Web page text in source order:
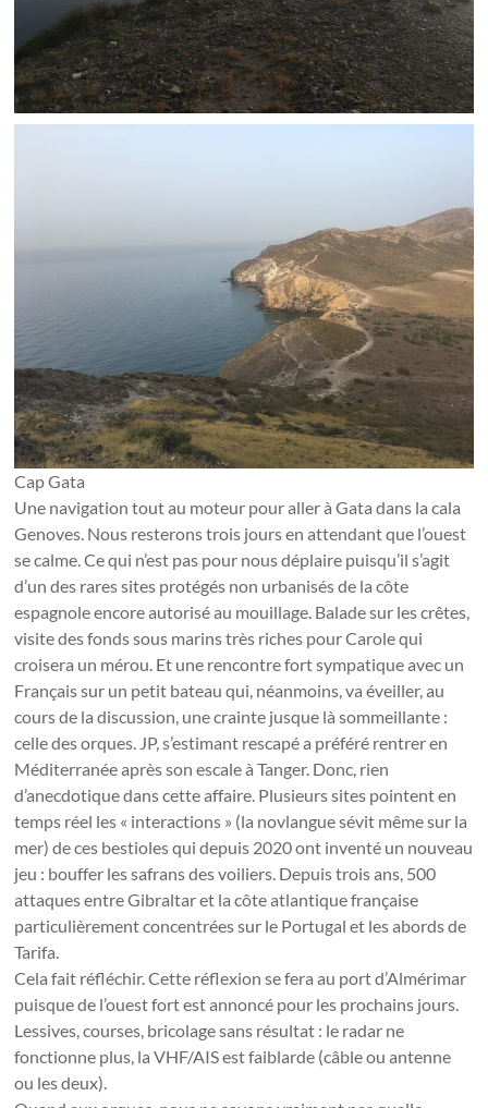
Cap Gata
Une navigation tout au moteur pour aller à Gata dans la cala
Genoves. Nous resterons trois jours en attendant que l’ouest
se calme. Ce qui n’est pas pour nous déplaire puisqu’il s’agit
d’un des rares sites protégés non urbanisés de la côte
espagnole encore autorisé au mouillage. Balade sur les crêtes,
visite des fonds sous marins très riches pour Carole qui
croisera un mérou. Et une rencontre fort sympatique avec un
Français sur un petit bateau qui, néanmoins, va éveiller, au
cours de la discussion, une crainte jusque là sommeillante :
celle des orques. JP, s’estimant rescapé a préféré rentrer en
Méditerranée après son escale à Tanger. Donc, rien
d’anecdotique dans cette affaire. Plusieurs sites pointent en
temps réel les « interactions » (la novlangue sévit même sur la
mer) de ces bestioles qui depuis 2020 ont inventé un nouveau
jeu : bouffer les safrans des voiliers. Depuis trois ans, 500
attaques entre Gibraltar et la côte atlantique française
particulièrement concentrées sur le Portugal et les abords de
Tarifa.
Cela fait réfléchir. Cette réflexion se fera au port d’Almérimar
puisque de l’ouest fort est annoncé pour les prochains jours.
Lessives, courses, bricolage sans résultat : le radar ne
fonctionne plus, la VHF/AIS est faiblarde (câble ou antenne
ou les deux).